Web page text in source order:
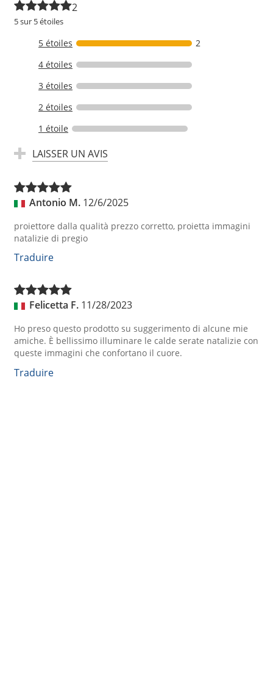
2
5 sur 5 étoiles
5 étoiles
2
4 étoiles
3 étoiles
2 étoiles
1 étoile
LAISSER UN AVIS
Antonio M. 12/6/2025
proiettore dalla qualità prezzo corretto, proietta immagini
natalizie di pregio
Traduire
Felicetta F. 11/28/2023
Ho preso questo prodotto su suggerimento di alcune mie
amiche. È bellissimo illuminare le calde serate natalizie con
queste immagini che confortano il cuore.
Traduire